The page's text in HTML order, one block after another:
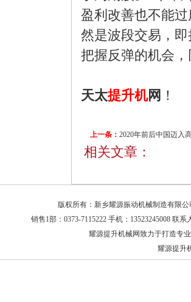
盈利改善也不能
然是波段交易，
把握反弹的机会
天太提升机网 ！
上一条： 2020年前后中国迈入
相关文章：
版权所有：新乡耀源振动机械制造有限
销售1部：0373-7115222 手机：13523245008 联
耀源提升机械网致力于打造专
耀源提升